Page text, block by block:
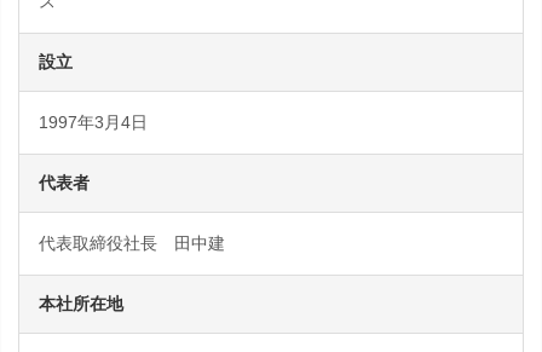
設立
1997年3月4日
代表者
代表取締役社長 田中建
本社所在地